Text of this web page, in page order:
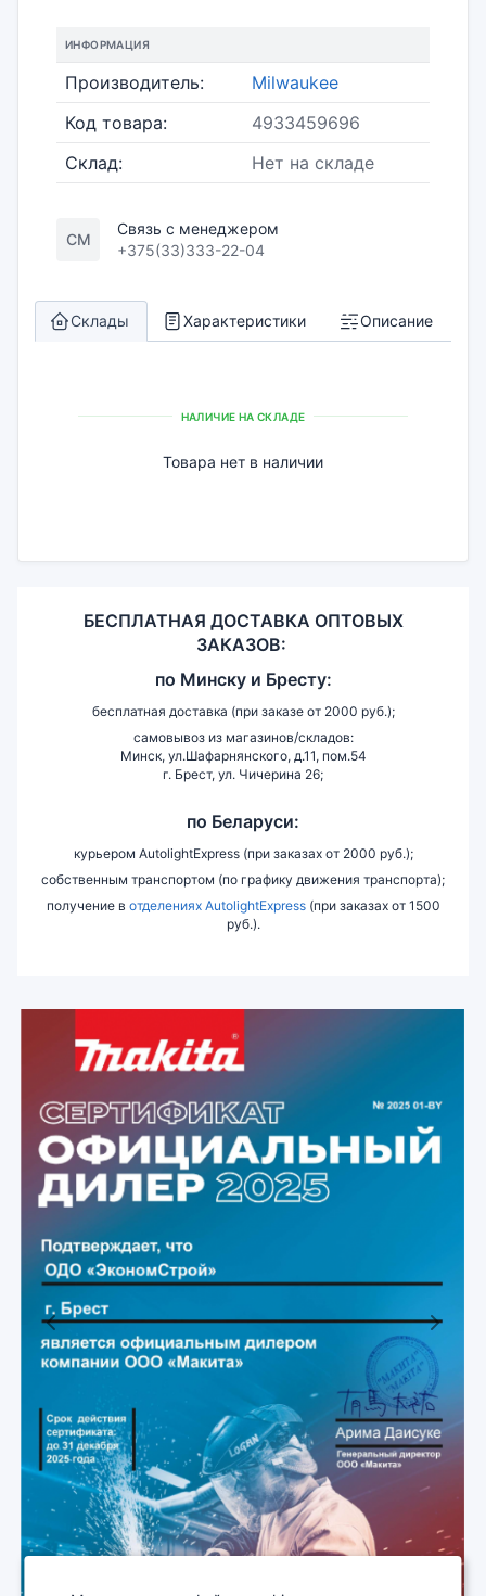
ИНФОРМАЦИЯ
Производитель:
Milwaukee
Код товара:
4933459696
Склад:
Нет на складе
СМ
Связь с менеджером
+375(33)333-22-04
Склады Характеристики Описание
НАЛИЧИЕ НА СКЛАДЕ
Товара нет в наличии
БЕСПЛАТНАЯ ДОСТАВКА ОПТОВЫХ
ЗАКАЗОВ:
по Минску и Бресту:
бесплатная доставка (при заказе от 2000 руб.);
самовывоз из магазинов/складов:
Минск, ул.Шафарнянского, д.11, пом.54
г. Брест, ул. Чичерина 26;
по Беларуси:
курьером AutolightExpress (при заказах от 2000 руб.);
собственным транспортом (по графику движения транспорта);
получение в отделениях AutolightExpress(при заказах от 1500
руб.).
Previous Next